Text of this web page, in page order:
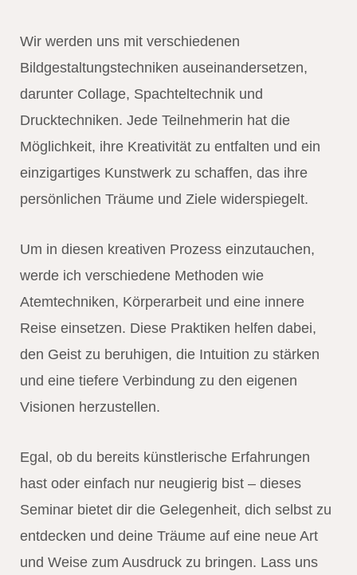
Wir werden uns mit verschiedenen
Bildgestaltungstechniken auseinandersetzen,
darunter Collage, Spachteltechnik und
Drucktechniken. Jede Teilnehmerin hat die
Möglichkeit, ihre Kreativität zu entfalten und ein
einzigartiges Kunstwerk zu schaffen, das ihre
persönlichen Träume und Ziele widerspiegelt.
Um in diesen kreativen Prozess einzutauchen,
werde ich verschiedene Methoden wie
Atemtechniken, Körperarbeit und eine innere
Reise einsetzen. Diese Praktiken helfen dabei,
den Geist zu beruhigen, die Intuition zu stärken
und eine tiefere Verbindung zu den eigenen
Visionen herzustellen.
Egal, ob du bereits künstlerische Erfahrungen
hast oder einfach nur neugierig bist – dieses
Seminar bietet dir die Gelegenheit, dich selbst zu
entdecken und deine Träume auf eine neue Art
und Weise zum Ausdruck zu bringen. Lass uns